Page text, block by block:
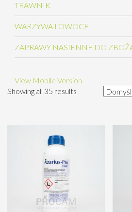
TRAWNIK
WARZYWA I OWOCE
ZAPRAWY NASIENNE DO
View Mobile Version
Showing all 35 results